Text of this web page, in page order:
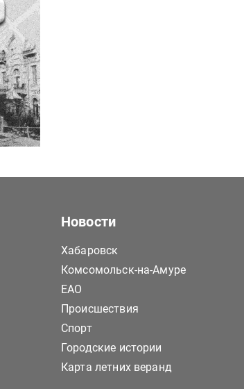
Новости
Хабаровск
Комсомольск-на-Амуре
ЕАО
Происшествия
Спорт
Городские истории
Карта летних веранд